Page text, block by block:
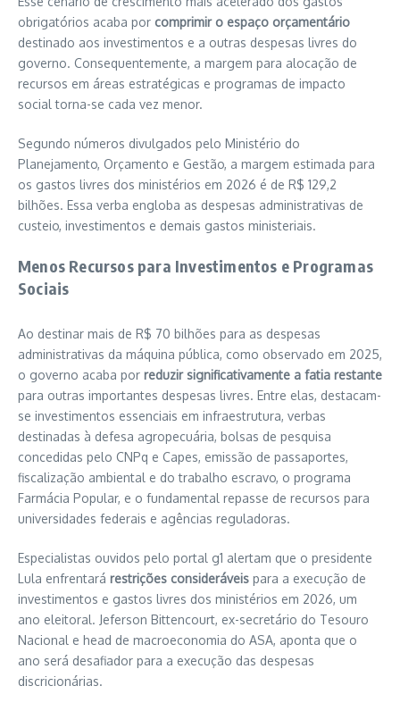
obrigatórios acaba por comprimir o espaço orçamentário
destinado aos investimentos e a outras despesas livres do
governo. Consequentemente, a margem para alocação de
recursos em áreas estratégicas e programas de impacto
social torna-se cada vez menor.
Segundo números divulgados pelo Ministério do
Planejamento, Orçamento e Gestão, a margem estimada para
os gastos livres dos ministérios em 2026 é de R$ 129,2
bilhões. Essa verba engloba as despesas administrativas de
custeio, investimentos e demais gastos ministeriais.
Menos Recursos para Investimentos e Programas
Sociais
Ao destinar mais de R$ 70 bilhões para as despesas
administrativas da máquina pública, como observado em 2025,
o governo acaba por reduzir significativamente a fatia restante
para outras importantes despesas livres. Entre elas, destacam-
se investimentos essenciais em infraestrutura, verbas
destinadas à defesa agropecuária, bolsas de pesquisa
concedidas pelo CNPq e Capes, emissão de passaportes,
fiscalização ambiental e do trabalho escravo, o programa
Farmácia Popular, e o fundamental repasse de recursos para
universidades federais e agências reguladoras.
Especialistas ouvidos pelo portal g1 alertam que o presidente
Lula enfrentará restrições consideráveis para a execução de
investimentos e gastos livres dos ministérios em 2026, um
ano eleitoral. Jeferson Bittencourt, ex-secretário do Tesouro
Nacional e head de macroeconomia do ASA, aponta que o
ano será desafiador para a execução das despesas
discricionárias.